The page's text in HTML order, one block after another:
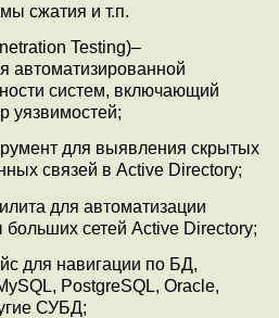
сжатия и т.п.
Testing)–
автоматизированной
систем, включающий
уязвимостей;
для выявления скрытых
связей в Active Directory;
для автоматизации
больших сетей Active Directory;
для навигации по БД,
PostgreSQL, Oracle,
СУБД;